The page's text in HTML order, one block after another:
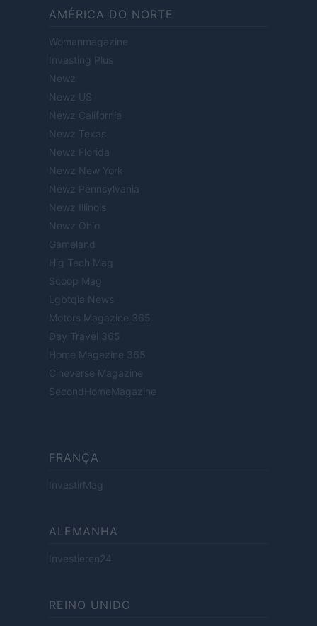
AMÉRICA DO NORTE
Womanmagazine
Investing Plus
Newz
Newz US
Newz California
Newz Texas
Newz Florida
Newz New York
Newz Pennsylvania
Newz Illinois
Newz Ohio
Gameland
Hig Tech Mag
Scoop Mag
Lgbtqia News
Motors Magazine 365
Day Travel 365
Home Magazine 365
Cineverse Magazine
SecondHomeMagazine
FRANÇA
InvestirMag
ALEMANHA
Investieren24
REINO UNIDO